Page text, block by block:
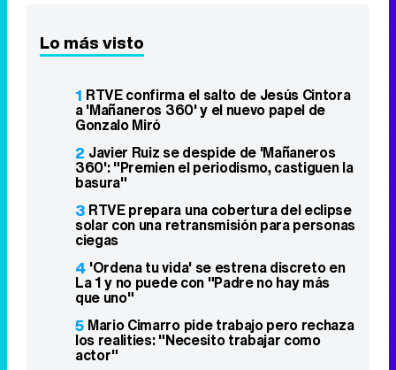
Lo más visto
1 RTVE confirma el salto de Jesús Cintora
a 'Mañaneros 360' y el nuevo papel de
Gonzalo Miró
2 Javier Ruiz se despide de 'Mañaneros
360': "Premien el periodismo, castiguen la
basura"
3 RTVE prepara una cobertura del eclipse
solar con una retransmisión para personas
ciegas
4 'Ordena tu vida' se estrena discreto en
La 1 y no puede con "Padre no hay más
que uno"
5 Mario Cimarro pide trabajo pero rechaza
los realities: "Necesito trabajar como
actor"